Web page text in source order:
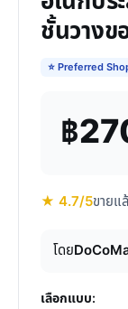
ชั้นวางข
⭐ Preferred
฿
★ 4.7/5ขายแ
โดย
เลือกแบบ: